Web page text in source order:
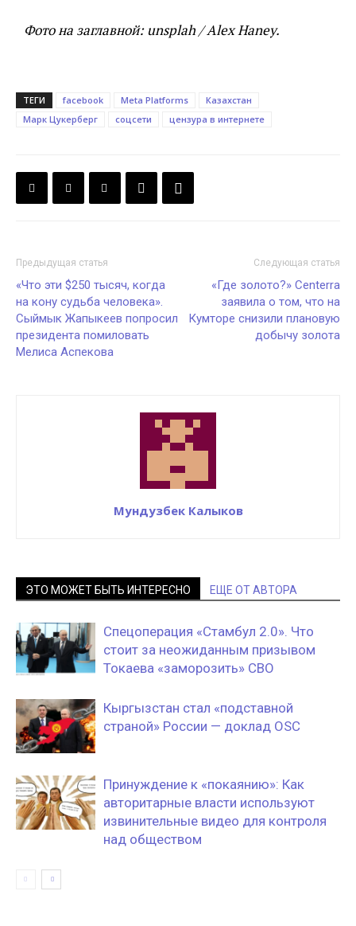
Фото на заглавной: unsplah / Alex Haney.
ТЕГИ facebook Meta Platforms
Казахстан
Марк Цукерберг
соцсети цензура в интернете
Предыдущая статья
«Что эти $250 тысяч, когда
на кону судьба человека».
Сыймык Жапыкеев попросил
президента помиловать
Мелиса Аспекова
Следующая статья
«Где золото?» Centerra
заявила о том, что на
Кумторе снизили плановую
добычу золота
Мундузбек Калыков
ЭТО МОЖЕТ БЫТЬ ИНТЕРЕСНО ЕЩЕ ОТ АВТОРА
Спецоперация «Стамбул 2.0». Что
стоит за неожиданным призывом
Токаева «заморозить» СВО
Кыргызстан стал «подставной
страной» России — доклад OSC
Принуждение к «покаянию»: Как
авторитарные власти используют
извинительные видео для контроля
над обществом